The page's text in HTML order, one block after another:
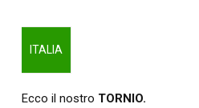
ITALIA
Ecco il nostro TORNIO.